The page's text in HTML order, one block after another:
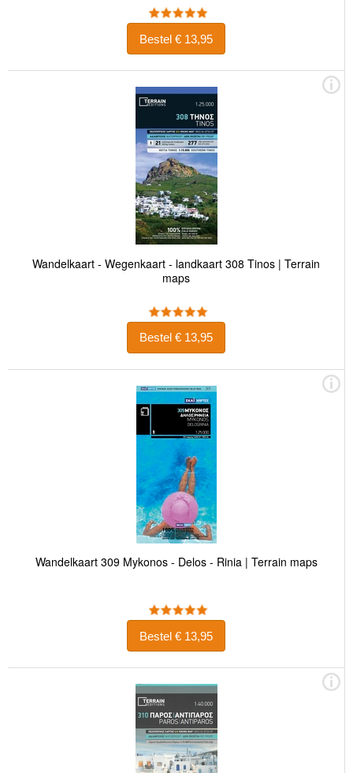
Bestel € 13,95
Wandelkaart - Wegenkaart - landkaart 308 Tinos | Terrain
maps
Bestel € 13,95
Wandelkaart 309 Mykonos - Delos - Rinia | Terrain maps
Bestel € 13,95